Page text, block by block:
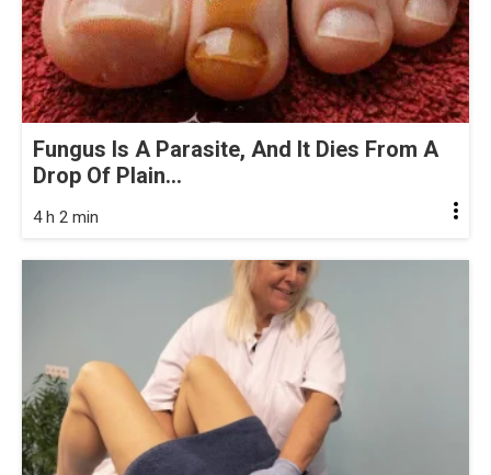
Fungus Is A Parasite, And It Dies From A
Drop Of Plain...
4 h 2 min